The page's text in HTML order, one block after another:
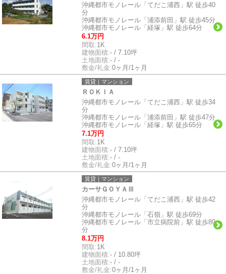
沖縄都市モノレール「てだこ浦西」駅 徒歩40
分
沖縄都市モノレール「浦添前田」駅 徒歩45分
沖縄都市モノレール「経塚」駅 徒歩64分
6.1万円
間取:1K
建物面積:- / 7.10坪
土地面積:- / -
敷金/礼金:0ヶ月/1ヶ月
賃貸｜マンション
ＲＯＫＩＡ
沖縄都市モノレール「てだこ浦西」駅 徒歩34
分
沖縄都市モノレール「浦添前田」駅 徒歩47分
沖縄都市モノレール「経塚」駅 徒歩65分
7.1万円
間取:1K
建物面積:- / 7.10坪
土地面積:- / -
敷金/礼金:0ヶ月/1ヶ月
賃貸｜マンション
カーサＧＯＹＡⅢ
沖縄都市モノレール「てだこ浦西」駅 徒歩42
分
沖縄都市モノレール「石嶺」駅 徒歩69分
沖縄都市モノレール「市立病院前」駅 徒歩89
分
8.1万円
間取:1K
建物面積:- / 10.80坪
土地面積:- / -
敷金/礼金:0ヶ月/1ヶ月